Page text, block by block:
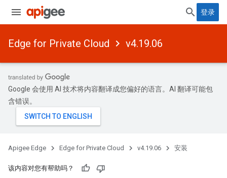
登录
Edge for Private Cloud v4.19.06
Google 会使用 AI 技术将内容翻译成您偏好的语言。AI 翻译可能包
含错误。
Apigee Edge Edge for Private Cloud v4.19.06 安装
该内容对您有帮助吗？